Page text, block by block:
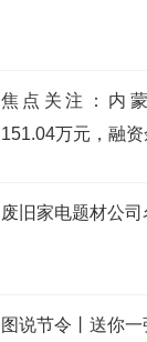
焦点关注：内
151.04万元，融
废旧家电题材公司
图说节令丨送你